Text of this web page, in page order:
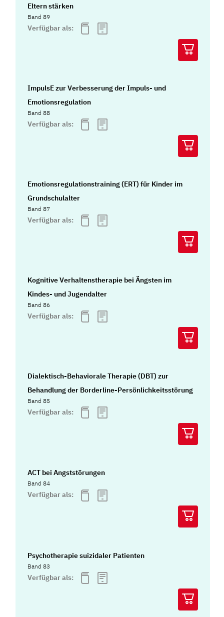
Eltern stärken
Band 89
Verfügbar als:
ImpulsE zur Verbesserung der Impuls- und
Emotionsregulation
Band 88
Verfügbar als:
Emotionsregulationstraining (ERT) für Kinder im
Grundschulalter
Band 87
Verfügbar als:
Kognitive Verhaltenstherapie bei Ängsten im
Kindes- und Jugendalter
Band 86
Verfügbar als:
Dialektisch-Behaviorale Therapie (DBT) zur
Behandlung der Borderline-Persönlichkeitsstörung
Band 85
Verfügbar als:
ACT bei Angststörungen
Band 84
Verfügbar als:
Psychotherapie suizidaler Patienten
Band 83
Verfügbar als: